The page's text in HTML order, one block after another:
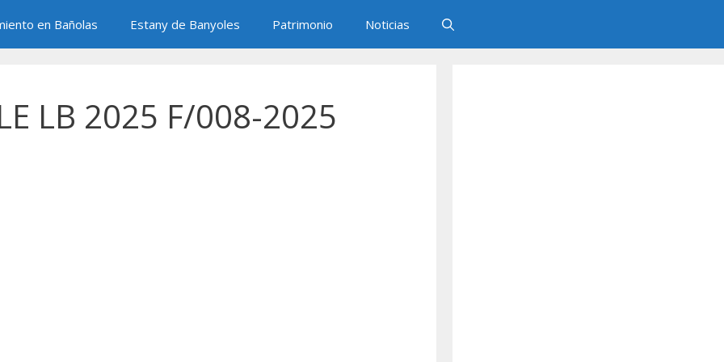
en Bañolas Estany de Banyoles Patrimonio Noticias
LB 2025 F/008-2025